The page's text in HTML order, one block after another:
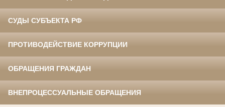
СУДЫ СУБЪЕКТА РФ
ПРОТИВОДЕЙСТВИЕ КОРРУПЦИИ
ОБРАЩЕНИЯ ГРАЖДАН
ВНЕПРОЦЕССУАЛЬНЫЕ ОБРАЩЕНИЯ